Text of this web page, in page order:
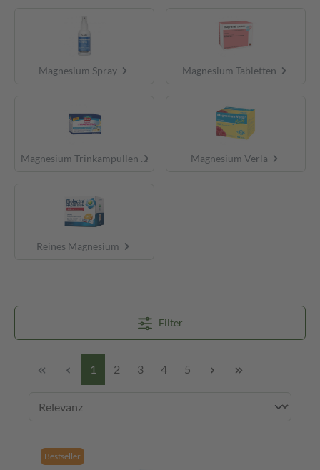
Magnesium Spray Magnesium Tabletten
Magnesium Trinkampullen Magnesium Verla
Reines Magnesium
Filter
1 2 3 4 5
Bestseller